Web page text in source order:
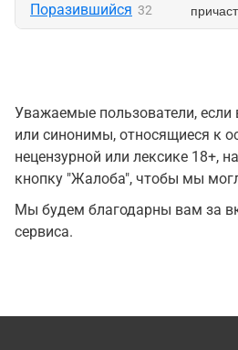
Поразившийся 32
Уважаемые пользователи,
или синонимы, относящиеся к
нецензурной или лексике 18+,
кнопку "Жалоба", чтобы мы
Мы будем благодарны вам за
сервиса.